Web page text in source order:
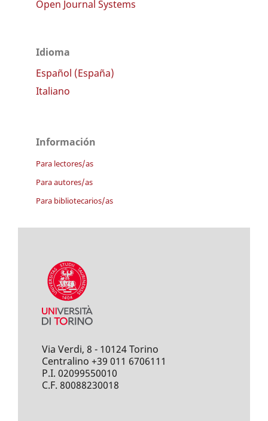
Open Journal Systems
Idioma
Español (España)
Italiano
Información
Para lectores/as
Para autores/as
Para bibliotecarios/as
Via Verdi, 8 - 10124 Torino
Centralino +39 011 6706111
P.I. 02099550010
C.F. 80088230018